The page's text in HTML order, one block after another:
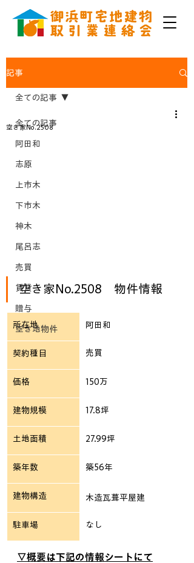
記事
全ての記事
阿田和
志原
上市木
下市木
神木
尾呂志
売買
賃貸
贈与
空き地物件
全ての記事
空き家No.2508
空き家No.2508　物件情報
所在地 阿田和
契約種目 売買
価格 150万
建物規模 17.8坪
土地面積 27.99坪
築年数 築56年
建物構造 木造瓦葺平屋建
駐車場 なし
▽概要は下記の情報シートにて